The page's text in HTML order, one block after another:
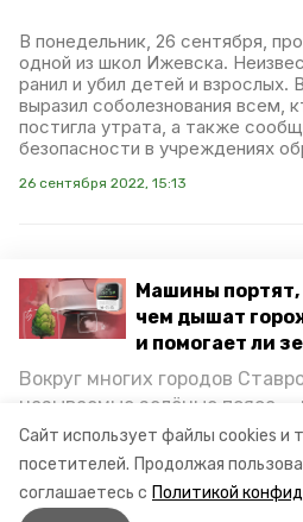
Сайт использует файлы cookies и
посетителей. Продолжая
соглашаетесь с Политикой
Машины портят,
чем дышат
и помогает ли
Вокруг многих городов
называемые зелёные пояса —
снижающие негативное
газов на атмосферу.
постоянно растущим потоком
каким воздухом дышат
В понедельник, 26 сентября,
одной из школ Ижевска.
ранил и убил детей и взрослых.
выразил соболезнования всем,
постигла утрата, а также
безопасности в учреждениях
26 сентября 2022, 15:13
Губернатор
в 2023 году в крае
пройдёт капитальный
ремонт 13 школ
На Ставрополье капитально
школ. Об этом сообщили в
Ставропольского края.
8 сентября 2022, 14:17